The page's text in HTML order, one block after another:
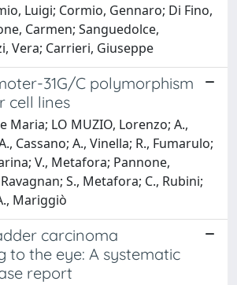
Luigi; Cormio, Gennaro; Di Fino,
Carmen; Sanguedolce,
Vera; Carrieri, Giuseppe
31G/C polymorphism
cell lines
Maria; LO MUZIO, Lorenzo; A.,
Cassano; A., Vinella; R., Fumarulo;
V., Metafora; Pannone,
S., Metafora; C., Rubini;
Mariggiò
carcinoma
to the eye: A systematic
report